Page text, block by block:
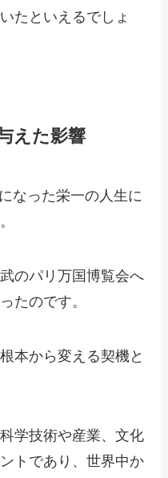
たといえるでしょ
えた影響
なった栄一の人生に
のパリ万国博覧会へ
たのです。
本から変える契機と
学技術や産業、文化
トであり、世界中か